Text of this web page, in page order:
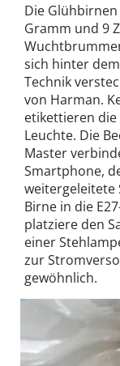
Die
Gramm und 9
sich hinter
Technik
von Harman.
etikettieren die
Leuchte. Die
Master
Smartphone,
weitergeleitete
Birne in die
platziere den
einer
zur
gewöhnlich.